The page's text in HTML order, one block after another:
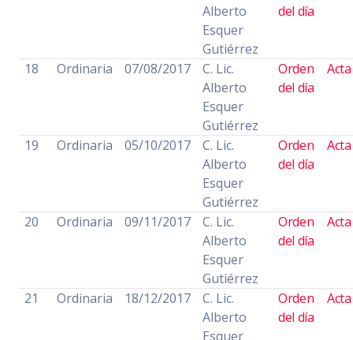
Alberto
Esquer
Gutiérrez
del día
18 Ordinaria 07/08/2017
C. Lic.
Alberto
Esquer
Gutiérrez
Orden
del día
Acta
19 Ordinaria 05/10/2017
C. Lic.
Alberto
Esquer
Gutiérrez
Orden
del día
Acta
20 Ordinaria 09/11/2017
C. Lic.
Alberto
Esquer
Gutiérrez
Orden
del día
Acta
21 Ordinaria 18/12/2017
C. Lic.
Alberto
Esquer
Orden
del día
Acta